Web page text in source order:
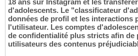
18 ans sur Instagram et les
d'adolescents. Le "classificateur
données de profil et les interactions
l'utilisateur. Les comptes
de confidentialité plus stricts afin de
utilisateurs des contenus